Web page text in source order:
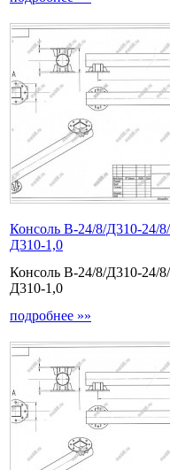
Консоль В-24/8/Д310-24/8/
Д310-1,0
Консоль В-24/8/Д310-24/8/
Д310-1,0
подробнее »»